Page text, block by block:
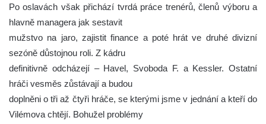
Po oslavách však přichází tvrdá práce trenérů, členů výboru a
hlavně managera jak sestavit
mužstvo na jaro, zajistit finance a poté hrát ve druhé divizní
sezóně důstojnou roli. Z kádru
definitivně odcházejí – Havel, Svoboda F. a Kessler. Ostatní
hráči vesměs zůstávají a budou
doplněni o tři až čtyři hráče, se kterými jsme v jednání a kteří do
Vilémova chtějí. Bohužel problémy